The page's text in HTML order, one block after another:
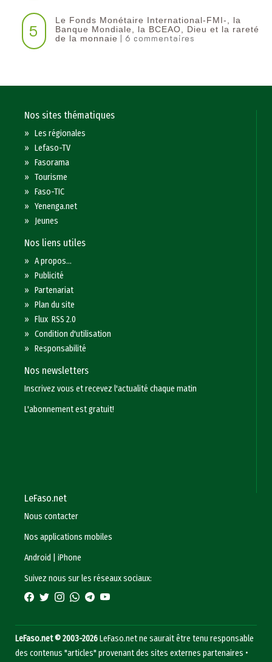
5
Le Fonds Monétaire International-FMI-, la
Banque Mondiale, la BCEAO, Dieu et la rareté
de la monnaie | 6 commentaires
Nos sites thématiques
»Les régionales
»Lefaso-TV
»Fasorama
»Tourisme
»Faso-TIC
»Yenenga.net
» Jeunes
Nos liens utiles
»A propos...
»Publicité
»Partenariat
»Plan du site
»Flux RSS 2.0
»Condition d'utilisation
»Responsabilité
Nos newsletters
Inscrivez vous et recevez l'actualité chaque matin
L'abonnement est gratuit!
LeFaso.net
Nous contacter
Nos applications mobiles
Android
|iPhone
Suivez nous sur les réseaux sociaux:
LeFaso.net © 2003-2026LeFaso.net ne saurait être tenu responsable
des contenus "articles" provenant des sites externes partenaires •